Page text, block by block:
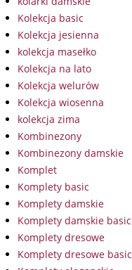
Kolekcja basic
Kolekcja jesienna
kolekcja masełko
Kolekcja na lato
Kolekcja welurów
Kolekcja wiosenna
kolekcja zima
Kombinezony
Kombinezony damskie
Komplet
Komplety basic
Komplety damskie
Komplety damskie basic
Komplety dresowe
Komplety dresowe basic